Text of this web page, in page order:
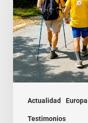
Actualidad Europa
Testimonios
De
Brasil
a
la
India,